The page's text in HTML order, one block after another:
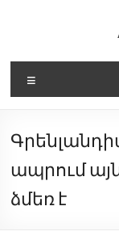
ապրում
ձմեռ է